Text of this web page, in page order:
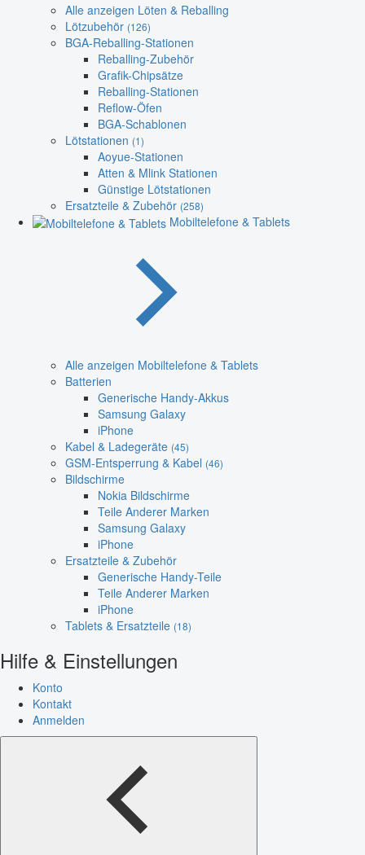
Alle anzeigen Löten & Reballing
Lötzubehör (126)
BGA-Reballing-Stationen
Reballing-Zubehör
Grafik-Chipsätze
Reballing-Stationen
Reflow-Öfen
BGA-Schablonen
Lötstationen (1)
Aoyue-Stationen
Atten & Mlink Stationen
Günstige Lötstationen
Ersatzteile & Zubehör (258)
Mobiltelefone & Tablets
Alle anzeigen Mobiltelefone & Tablets
Batterien
Generische Handy-Akkus
Samsung Galaxy
iPhone
Kabel & Ladegeräte (45)
GSM-Entsperrung & Kabel (46)
Bildschirme
Nokia Bildschirme
Teile Anderer Marken
Samsung Galaxy
iPhone
Ersatzteile & Zubehör
Generische Handy-Teile
Teile Anderer Marken
iPhone
Tablets & Ersatzteile (18)
Hilfe & Einstellungen
Konto
Kontakt
Anmelden